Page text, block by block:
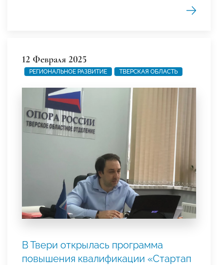
12 Февраля 2025
РЕГИОНАЛЬНОЕ РАЗВИТИЕ ТВЕРСКАЯ ОБЛАСТЬ
В Твери открылась программа
повышения квалификации «Стартап